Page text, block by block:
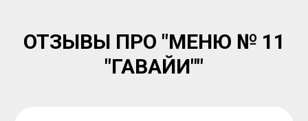
ОТЗЫВЫ ПРО "МЕНЮ № 11
"ГАВАЙИ""